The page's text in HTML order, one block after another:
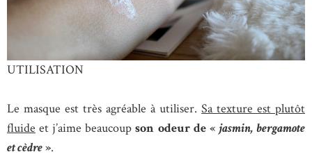
UTILISATION
Le masque est très agréable à utiliser. Sa texture est plutôt
fluide et j’aime beaucoupson odeur de « jasmin, bergamote
et cèdre».